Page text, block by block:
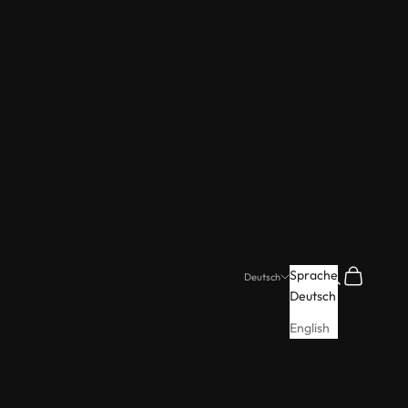
Deutsch
Sprache
Deutsch
English
SuchenWarenkorb